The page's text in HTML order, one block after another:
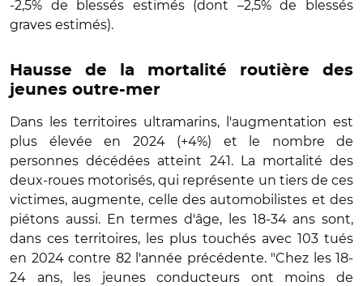
-2,5% de blessés estimés (dont –2,5% de blessés
graves estimés).
Hausse de la mortalité routière des
jeunes outre-mer
Dans les territoires ultramarins, l'augmentation est
plus élevée en 2024 (+4%) et le nombre de
personnes décédées atteint 241. La mortalité des
deux-roues motorisés, qui représente un tiers de ces
victimes, augmente, celle des automobilistes et des
piétons aussi. En termes d'âge, les 18-34 ans sont,
dans ces territoires, les plus touchés avec 103 tués
en 2024 contre 82 l'année précédente. "Chez les 18-
24 ans, les jeunes conducteurs ont moins de